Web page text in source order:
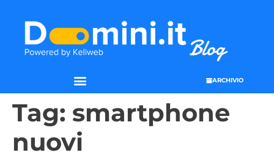
ARCHIVIO
Tag: smartphone
nuovi